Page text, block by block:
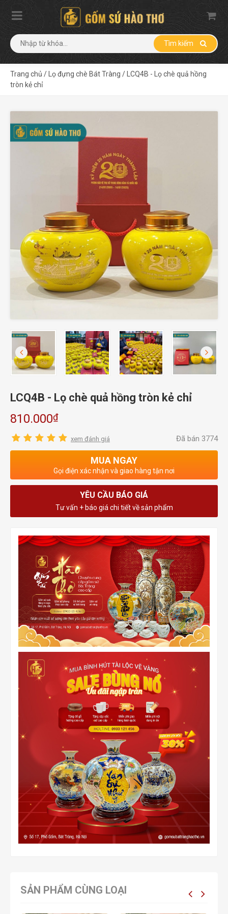
Tìm kiếm
Trang chủ / Lọ đựng chè Bát Tràng /
LCQ4B - Lọ chè quả hồng
tròn kẻ chỉ
LCQ4B - Lọ chè quả hồng tròn kẻ chỉ
810.000₫
xem đánh giá Đã bán 3774
MUA NGAY
Gọi điện xác nhận và giao hàng tận nơi
YÊU CẦU BÁO GIÁ
Tư vấn + báo giá chi tiết về sản phẩm
SẢN PHẨM CÙNG LOẠI